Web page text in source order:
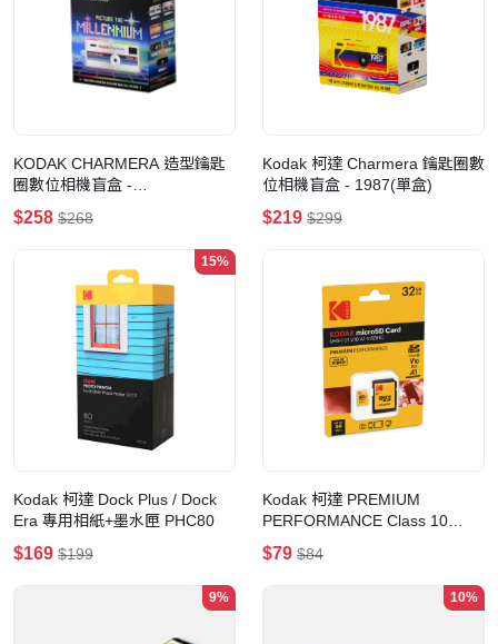
KODAK CHARMERA 造型鑰匙
圈數位相機盲盒 -
MILLENNIUM(單盒)
$258 $268
Kodak 柯達 Charmera 鑰匙圈數
位相機盲盒 - 1987(單盒)
$219 $299
15%
Kodak 柯達 Dock Plus / Dock
Era 專用相紙+墨水匣 PHC80
$169 $199
Kodak 柯達 PREMIUM
PERFORMANCE Class 10
UHS-I U1 V10 A1 microSD 記憶
卡(32GB)
$79 $84
9% 10%